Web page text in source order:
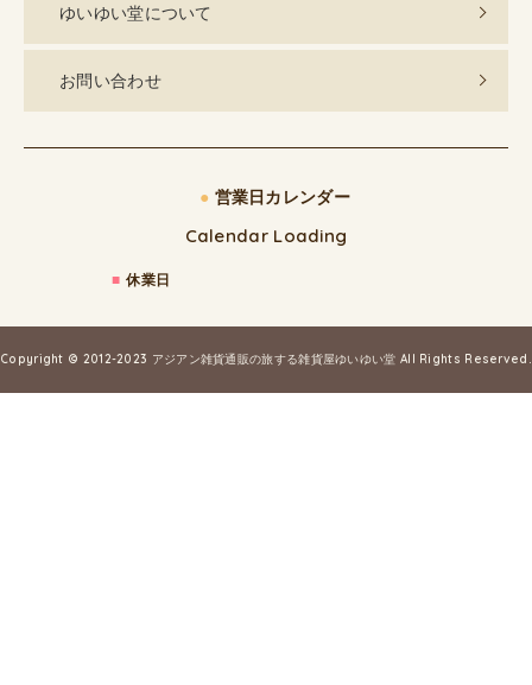
ゆいゆい堂について
お問い合わせ
● 営業日カレンダー
Calendar Loading
■ 休業日
Copyright © 2012-2023 アジアン雑貨通販の旅する雑貨屋ゆいゆい堂 All Rights Reserved.